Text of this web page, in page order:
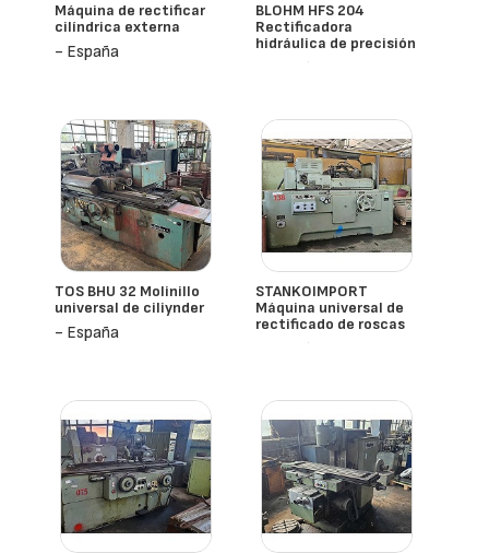
Máquina de rectificar
cilíndrica externa
- España
BLOHM HFS 204
Rectificadora
hidráulica de precisión
- España
TOS BHU 32 Molinillo
universal de ciliynder
- España
STANKOIMPORT
Máquina universal de
rectificado de roscas
- España